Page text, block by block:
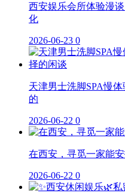
西安娱乐会所体验漫
化
2026-06-23 0
天津男士洗脚SPA慢
的
2026-06-22 0
在西安，寻觅一家能
2026-06-22 0